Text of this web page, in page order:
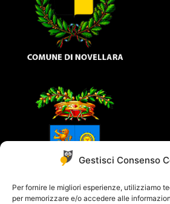
Gestisci Consenso
Per fornire le migliori esperienze, utilizziamo
per memorizzare e/o accedere alle